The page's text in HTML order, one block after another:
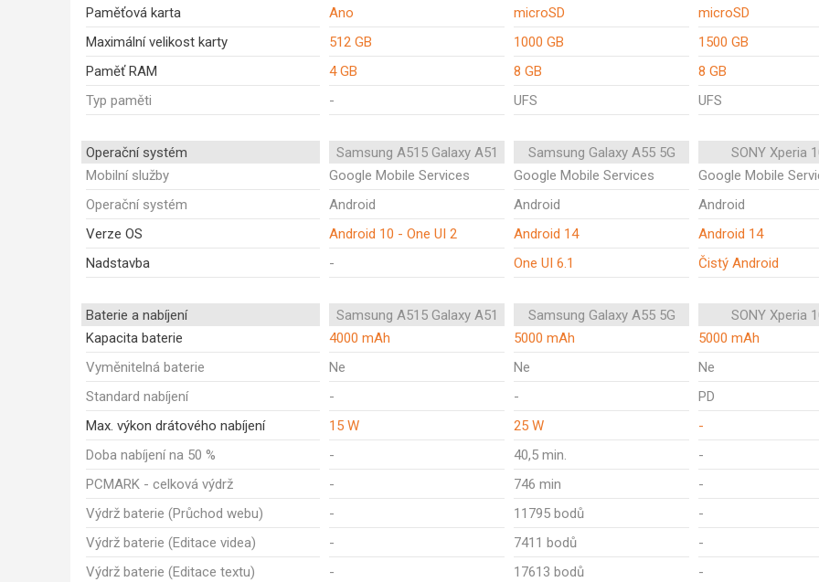
Paměťová karta
Ano microSD
microSD
Maximální velikost karty
512 GB 1000 GB
1500 GB
Paměť RAM
4 GB 8 GB
8 GB
Typ paměti
- UFS UFS
Operační systém Samsung A515 Galaxy A51 Samsung Galaxy A55 5G
SONY Xperia
Mobilní služby
Google Mobile Services Google Mobile Services
Google Mobile
Operační systém
Android Android
Android
Verze OS
Android 10 - One UI 2 Android 14
Android 14
Nadstavba
- One UI 6.1 Čistý Android
Baterie a nabíjení Samsung A515 Galaxy A51 Samsung Galaxy A55 5G
SONY Xperia
Kapacita baterie
4000 mAh 5000 mAh
5000 mAh
Vyměnitelná baterie
Ne Ne
Ne
Standard nabíjení
- -
PD
Max. výkon drátového nabíjení
15 W 25 W
-
Doba nabíjení na 50 %
- 40,5 min.
-
PCMARK - celková výdrž
- 746 min
-
Výdrž baterie (Průchod webu)
- 11795 bodů
-
Výdrž baterie (Editace videa)
- 7411 bodů
-
Výdrž baterie (Editace textu)
- 17613 bodů
-